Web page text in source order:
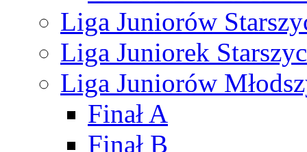
Liga Juniorów
Liga Juniorek
Liga Juniorów
Finał A
Finał B